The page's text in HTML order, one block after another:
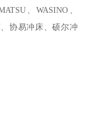
、WASINO、
协易冲床、硕尔冲